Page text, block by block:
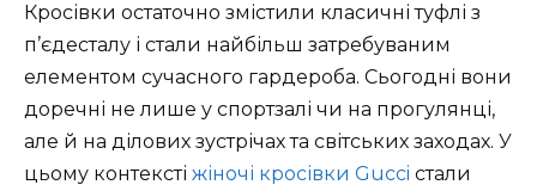
Кросівки остаточно змістили класичні туфлі з
п’єдесталу і стали найбільш затребуваним
елементом сучасного гардероба. Сьогодні вони
доречні не лише у спортзалі чи на прогулянці,
але й на ділових зустрічах та світських заходах. У
цьому контексті жіночі кросівки Gucci стали